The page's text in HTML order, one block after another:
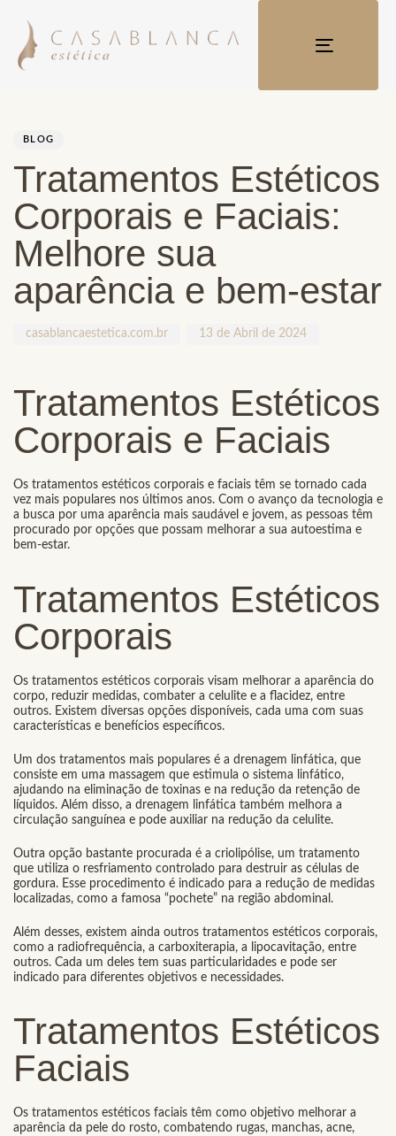
TOGGLE
BLOG
Tratamentos Estéticos
Corporais e Faciais:
Melhore sua
aparência e bem-estar
casablancaestetica.com.br 13 de Abril de 2024
Tratamentos Estéticos
Corporais e Faciais
Os tratamentos estéticos corporais e faciais têm se tornado cada
vez mais populares nos últimos anos. Com o avanço da tecnologia e
a busca por uma aparência mais saudável e jovem, as pessoas têm
procurado por opções que possam melhorar a sua autoestima e
bem-estar.
Tratamentos Estéticos
Corporais
Os tratamentos estéticos corporais visam melhorar a aparência do
corpo, reduzir medidas, combater a celulite e a flacidez, entre
outros. Existem diversas opções disponíveis, cada uma com suas
características e benefícios específicos.
Um dos tratamentos mais populares é a drenagem linfática, que
consiste em uma massagem que estimula o sistema linfático,
ajudando na eliminação de toxinas e na redução da retenção de
líquidos. Além disso, a drenagem linfática também melhora a
circulação sanguínea e pode auxiliar na redução da celulite.
Outra opção bastante procurada é a criolipólise, um tratamento
que utiliza o resfriamento controlado para destruir as células de
gordura. Esse procedimento é indicado para a redução de medidas
localizadas, como a famosa “pochete” na região abdominal.
Além desses, existem ainda outros tratamentos estéticos corporais,
como a radiofrequência, a carboxiterapia, a lipocavitação, entre
outros. Cada um deles tem suas particularidades e pode ser
indicado para diferentes objetivos e necessidades.
Tratamentos Estéticos
Faciais
Os tratamentos estéticos faciais têm como objetivo melhorar a
aparência da pele do rosto, combatendo rugas, manchas, acne,